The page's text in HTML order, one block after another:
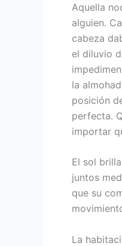
Aquella
alguien.
cabeza
el diluvio
la
posición
perfecta.
importar
El sol
juntos
que su
La